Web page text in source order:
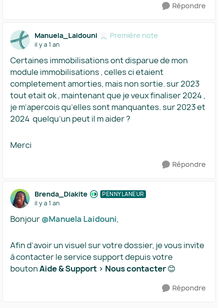
Répondre
Manuela_Laidouni Première note
il y a 1 an
Certaines immobilisations ont disparue de mon
module immobilisations , celles ci etaient
completement amorties, mais non sortie. sur 2023
tout etait ok , maintenant que je veux finaliser 2024 ,
je m’apercois qu’elles sont manquantes. sur 2023 et
2024 quelqu’un peut il m aider ?
Merci
Répondre
Brenda_Diakite PENNYLANEUR
il y a 1 an
Bonjour ​@Manuela Laidouni,
Afin d’avoir un visuel sur votre dossier, je vous invite
à contacter le service support depuis votre
boutonAide & Support > Nous contacter😊
Répondre